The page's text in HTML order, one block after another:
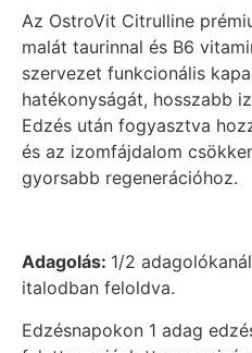
Az OstroVit Citrulline
malát taurinnal és B6
szervezet funkcionális
hatékonyságát, hosszabb
Edzés után fogyasztva
és az izomfájdalom
gyorsabb regenerációhoz.
Adagolás: 1/2
italodban feloldva.
Edzésnapokon 1 adag